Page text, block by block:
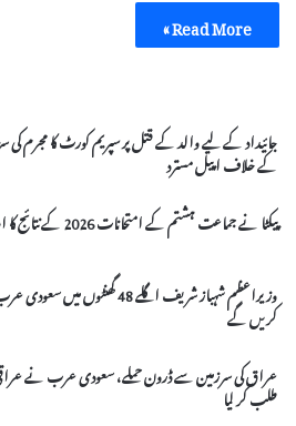
Read More »
جائیداد کے لیے والد کے قتل پر سپریم کورٹ کا مجرم
کے خلاف اپیل مسترد
پیکٹا نے جماعت ہشتم کے امتحانات 2026 کے نتائج کا اعلان کر دیا
وزیراعظم شہباز شریف اگلے 48 گھنٹوں میں
کریں گے
عراق کی سرزمین سے ڈرون حملے، سعودی عرب نے
طلب کر لیا